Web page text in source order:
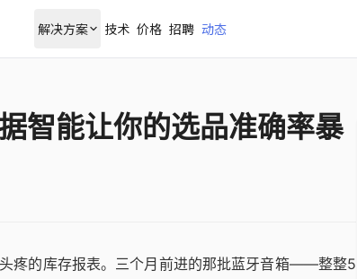
解决方案 技术 价格 招聘 动态
智能让你的选品准确率暴
疼的库存报表。三个月前进的那批蓝牙音箱——整整5